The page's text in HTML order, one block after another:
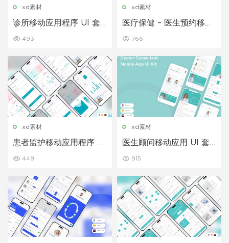
xd素材
诊所移动应用程序 UI 套
493
xd素材
医疗保健 – 医生预约移动
766
xd素材
患者监护移动应用程序 UI
449
xd素材
医生顾问移动应用 UI 套
915